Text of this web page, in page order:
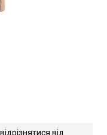
від